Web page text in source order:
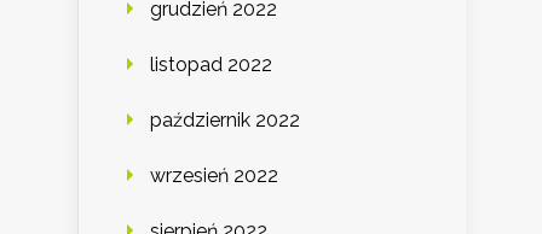
grudzień 2022
listopad 2022
październik 2022
wrzesień 2022